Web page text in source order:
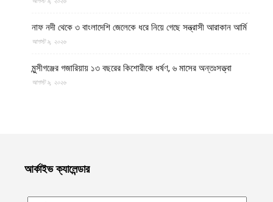
নাফ নদী থেকে ৩ বাংলাদেশি জেলেকে ধরে নিয়ে গেছে সন্ত্রাসী আরাকান আর্মি
আগস্ট ৯, ২০২৬
মুন্সীগঞ্জের গজারিয়ায় ১৩ বছরের কিশোরীকে ধর্ষণ, ৬ মাসের অন্তঃসত্ত্বা
আগস্ট ৯, ২০২৬
মুসলিমদের জন্য হতে পারে অন্যতম প্রাণঘাতী বছর
আর্কাইভ ক্যালেন্ডার